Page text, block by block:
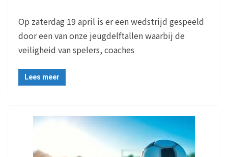
Op zaterdag 19 april is er een wedstrijd gespeeld
door een van onze jeugdelftallen waarbij de
veiligheid van spelers, coaches
Lees meer